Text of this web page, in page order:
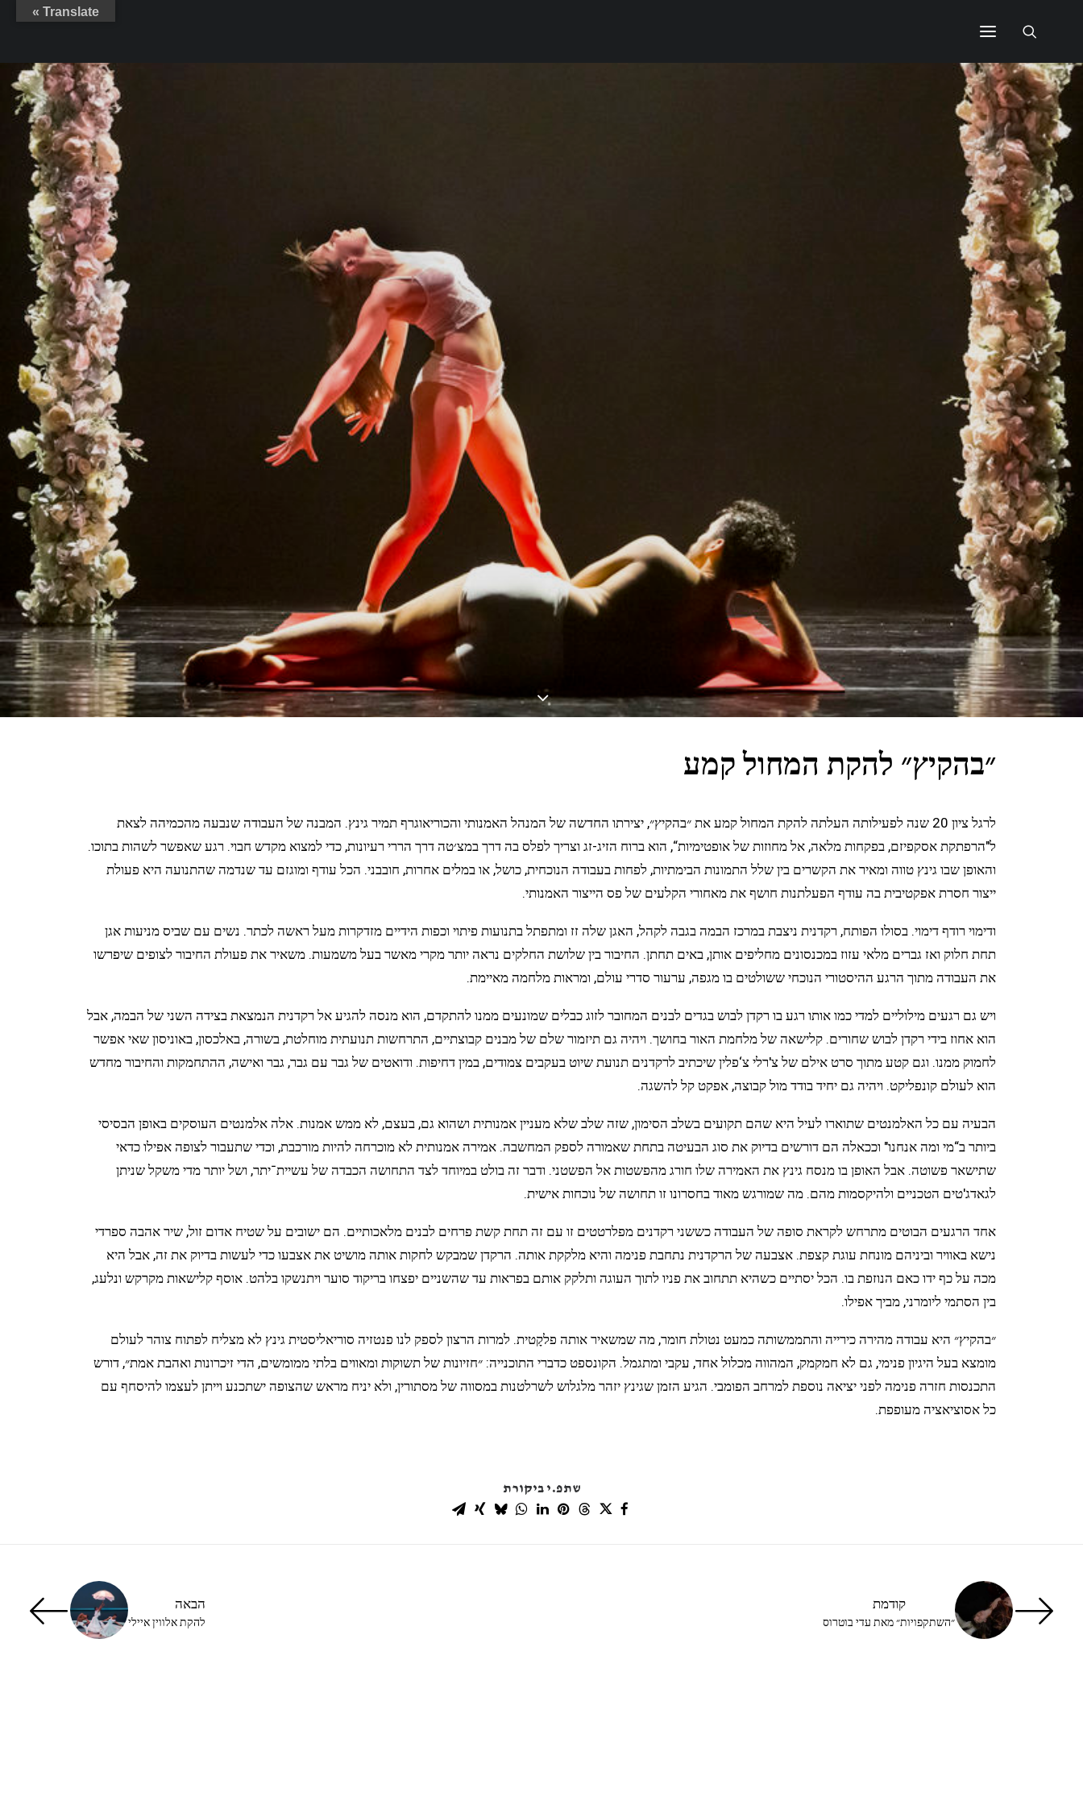
״בהקיץ״ להקת המחול קמע
לרגל ציון 20 שנה לפעילותה העלתה להקת המחול קמע את ״בהקיץ״, יצירתו החדשה של המנהל האמנותי והכוריאוגרף תמיר גינץ. המבנה של העבודה שנבעה מהכמיהה לצאת
ל"הרפתקת אסקפיזם, בפקחות מלאה, אל מחוזות של אופטימיות“, הוא ברוח הזיג-זג וצריך לפלס בה דרך במצ׳טה דרך הררי רעיונות, כדי למצוא מקדש חבוי. רגע שאפשר לשהות בתוכו.
והאופן שבו גינץ טווה ומאיר את הקשרים בין שלל התמונות הבימתיות, לפחות בעבודה הנוכחית, כושל, או במלים אחרות, חובבני. הכל עודף ומוגזם עד שנדמה שהתנועה היא פעולת
ייצור חסרת אפקטיבית בה עודף הפעלתנות חושף את מאחורי הקלעים של פס הייצור האמנותי.
ודימוי רודף דימוי. בסולו הפותח, רקדנית ניצבת במרכז הבמה בגבה לקהל, האגן שלה זז ומתפתל בתנועות פיתוי וכפות הידיים מזדקרות מעל ראשה לכתר. נשים עם שביס מניעות אגן
תחת חלוק ואז גברים מלאי עזוז במכנסונים מחליפים אותן, באים תחתן. החיבור בין שלושת החלקים נראה יותר מקרי מאשר בעל משמעות. משאיר את פעולת החיבור לצופים שיפרשו
את העבודה מתוך הרגע ההיסטורי הנוכחי ששולטים בו מגפה, ערעור סדרי עולם, ומראות מלחמה מאיימת.
ויש גם רגעים מילוליים למדי כמו אותו רגע בו רקדן לבוש בגדים לבנים המחובר לזוג כבלים שמונעים ממנו להתקדם, הוא מנסה להגיע אל רקדנית הנמצאת בצידה השני של הבמה, אבל
הוא אחוז בידי רקדן לבוש שחורים. קלישאה של מלחמת האור בחושך. ויהיה גם תיזמור שלם של מבנים קבוצתיים, התרחשות תנועתית מוחלטת, בשורה, באלכסון, באוניסון שאי אפשר
לחמוק ממנו. וגם קטע מתוך סרט אילם של צ'רלי צ‘פלין שיכתיב לרקדנים תנועת שיוט בעקבים צמודים, במין דחיפות. ודואטים של גבר עם גבר, גבר ואישה, ההתחמקות והחיבור מחדש
הוא לעולם קונפליקט. ויהיה גם יחיד בודד מול קבוצה, אפקט קל להשגה.
הבעיה עם כל האלמנטים שתוארו לעיל היא שהם תקועים בשלב הסימון, שזה שלב שלא מעניין אמנותית ושהוא גם, בעצם, לא ממש אמנות. אלה אלמנטים העוסקים באופן הבסיסי
ביותר ב“מי ומה אנחנו" וככאלה הם דורשים בדיוק את סוג הבעיטה בתחת שאמורה לספק המחשבה. אמירה אמנותית לא מוכרחה להיות מורכבת, וכדי שתעבור לצופה אפילו כדאי
שתישאר פשוטה. אבל האופן בו מנסח גינץ את האמירה שלו חורג מהפשטות אל הפשטני. ודבר זה בולט במיוחד לצד התחושה הכבדה של עשיית־יתר, ושל יותר מדי משקל שניתן
לגאדג'טים הטכניים ולהיקסמות מהם. מה שמורגש מאוד בחסרונו זו תחושה של נוכחות אישית.
אחד הרגעים הבוטים מתרחש לקראת סופה של העבודה כששני רקדנים מפלרטטים זו עם זה תחת קשת פרחים לבנים מלאכותיים. הם ישובים על שטיח אדום זול, שיר אהבה ספרדי
נישא באוויר וביניהם מונחת עוגת קצפת. אצבעה של הרקדנית נתחבת פנימה והיא מלקקת אותה. הרקדן שמבקש לחקות אותה מושיט את אצבעו כדי לעשות בדיוק את זה, אבל היא
מכה על כף ידו כאם הנוזפת בו. הכל יסתיים כשהיא תתחוב את פניו לתוך העוגה ותלקק אותם בפראות עד שהשניים יפצחו בריקוד סוער ויתנשקו בלהט. אוסף קלישאות מקרקש ונלעג,
בין הסתמי ליומרני, מביך אפילו.
״בהקיץ״ היא עבודה מהירה כירייה והתממשותה כמעט נטולת חומר, מה שמשאיר אותה פלקָטית. למרות הרצון לספק לנו פנטזיה סוריאליסטית גינץ לא מצליח לפתוח צוהר לעולם
מומצא בעל היגיון פנימי, גם לא חמקמק, המהווה מכלול אחד, עקבי ומתגמל. הקונספט כדברי התוכנייה: ״חזיונות של תשוקות ומאווים בלתי ממומשים, הדי זיכרונות ואהבת אמת״, דורש
התכנסות חזרה פנימה לפני יציאה נוספת למרחב הפומבי. הגיע הזמן שגינץ יזהר מלגלוש לשרלטנות במסווה של מסתורין, ולא יניח מראש שהצופה ישתכנע וייתן לעצמו להיסחף עם
כל אסוציאציה מעופפת.
שתפ.י ביקורת
קודמת
״השתקפויות״ מאת עדי בוטרוס
הבאה
להקת אלווין איילי
Translate »